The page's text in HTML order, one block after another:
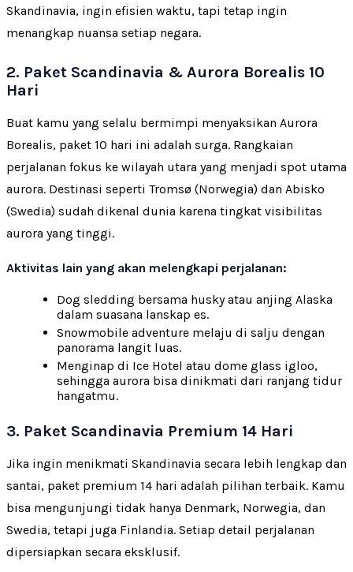
Skandinavia, ingin efisien waktu, tapi tetap ingin
menangkap nuansa setiap negara.
2. Paket Scandinavia & Aurora Borealis 10
Hari
Buat kamu yang selalu bermimpi menyaksikan Aurora
Borealis, paket 10 hari ini adalah surga. Rangkaian
perjalanan fokus ke wilayah utara yang menjadi spot utama
aurora. Destinasi seperti Tromsø (Norwegia) dan Abisko
(Swedia) sudah dikenal dunia karena tingkat visibilitas
aurora yang tinggi.
Aktivitas lain yang akan melengkapi perjalanan:
Dog sledding bersama husky atau anjing Alaska
dalam suasana lanskap es.
Snowmobile adventure melaju di salju dengan
panorama langit luas.
Menginap di Ice Hotel atau dome glass igloo,
sehingga aurora bisa dinikmati dari ranjang tidur
hangatmu.
3. Paket Scandinavia Premium 14 Hari
Jika ingin menikmati Skandinavia secara lebih lengkap dan
santai, paket premium 14 hari adalah pilihan terbaik. Kamu
bisa mengunjungi tidak hanya Denmark, Norwegia, dan
Swedia, tetapi juga Finlandia. Setiap detail perjalanan
dipersiapkan secara eksklusif.